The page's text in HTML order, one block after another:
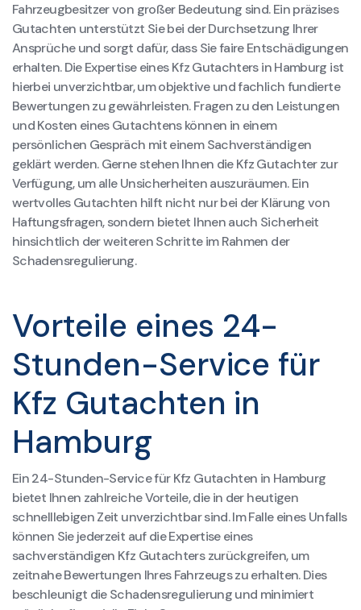
Fahrzeugbesitzer von großer Bedeutung sind. Ein präzises
Gutachten unterstützt Sie bei der Durchsetzung Ihrer
Ansprüche und sorgt dafür, dass Sie faire Entschädigungen
erhalten. Die Expertise eines Kfz Gutachters in Hamburg ist
hierbei unverzichtbar, um objektive und fachlich fundierte
Bewertungen zu gewährleisten. Fragen zu den Leistungen
und Kosten eines Gutachtens können in einem
persönlichen Gespräch mit einem Sachverständigen
geklärt werden. Gerne stehen Ihnen die Kfz Gutachter zur
Verfügung, um alle Unsicherheiten auszuräumen. Ein
wertvolles Gutachten hilft nicht nur bei der Klärung von
Haftungsfragen, sondern bietet Ihnen auch Sicherheit
hinsichtlich der weiteren Schritte im Rahmen der
Schadensregulierung.
Vorteile eines 24-
Stunden-Service für
Kfz Gutachten in
Hamburg
Ein 24-Stunden-Service für Kfz Gutachten in Hamburg
bietet Ihnen zahlreiche Vorteile, die in der heutigen
schnelllebigen Zeit unverzichtbar sind. Im Falle eines Unfalls
können Sie jederzeit auf die Expertise eines
sachverständigen Kfz Gutachters zurückgreifen, um
zeitnahe Bewertungen Ihres Fahrzeugs zu erhalten. Dies
beschleunigt die Schadensregulierung und minimiert